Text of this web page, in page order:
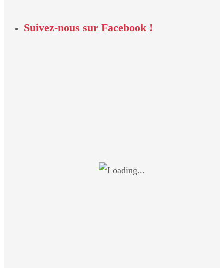
Suivez-nous sur Facebook !